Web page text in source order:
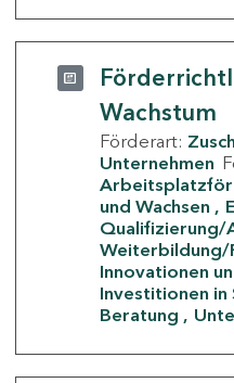
Wachstum
Förderart:
Unternehmen
und Wachsen
Qualifizierung/
Weiterbildung/
Innovationen
Investitionen in
Beratung